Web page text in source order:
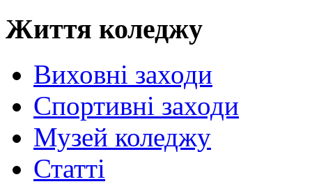
Життя коледжу
Виховні заходи
Спортивні заходи
Музей коледжу
Статті